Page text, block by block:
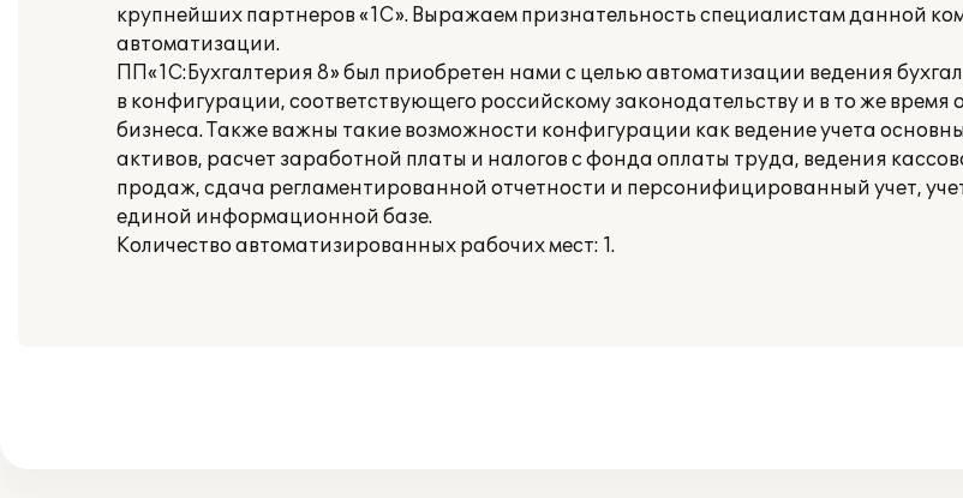
крупнейших партнеров «1С». Выражаем признательность специалистам данной
автоматизации.
ПП«1С:Бухгалтерия 8» был приобретен нами с целью автоматизации ведения
в конфигурации, соответствующего российскому законодательству и в то же
бизнеса. Также важны такие возможности конфигурации как ведение учета
активов, расчет заработной платы и налогов с фонда оплаты труда, ведения
продаж, сдача регламентированной отчетности и персонифицированный учет,
единой информационной базе.
Количество автоматизированных рабочих мест: 1.